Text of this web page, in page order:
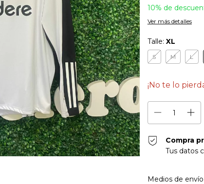
10% de
Ver más detalles
Talle: XL
S M L
¡No te lo
Compra
Tus datos
Entregas para el CP:
Medios de envío